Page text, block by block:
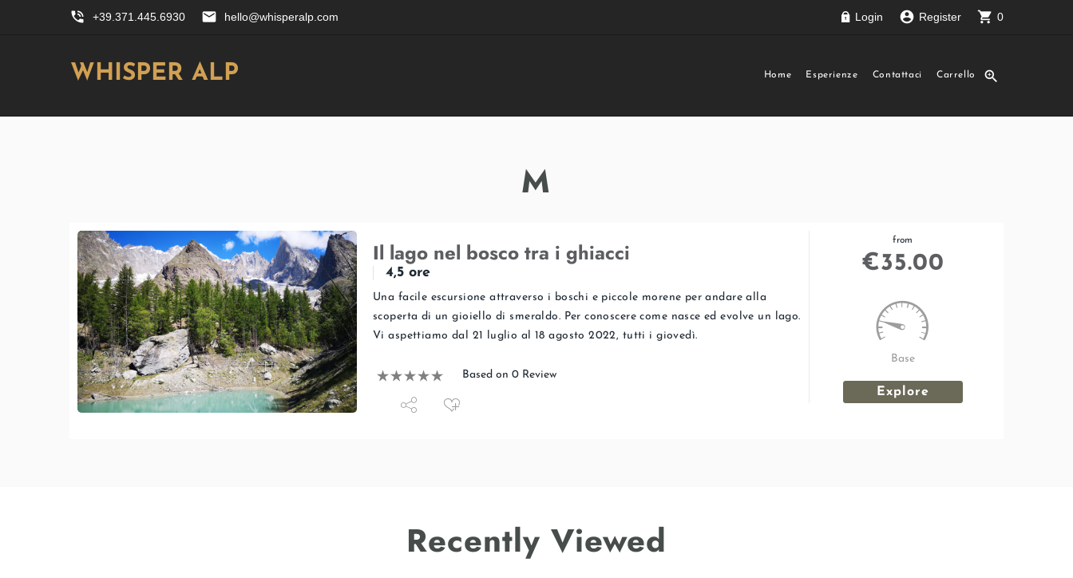
phone_in_talk +39.371.445.6930 email hello@whisperalp.com Login account_circle Register shopping_cart 0
WHISPER ALP Home Esperienze Contattaci Carrello zoom_in
M
Il lago nel bosco tra i ghiacci
4,5 ore
Una facile escursione attraverso i boschi e piccole morene per andare alla
scoperta di un gioiello di smeraldo. Per conoscere come nasce ed evolve un lago.
Vi aspettiamo dal 21 luglio al 18 agosto 2022, tutti i giovedì.
Based on 0 Review
from
€35.00
Base
Explore
Recently Viewed